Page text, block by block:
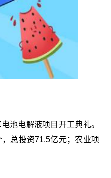
池电解液项目开工典礼。
总投资71.5亿元；农业项